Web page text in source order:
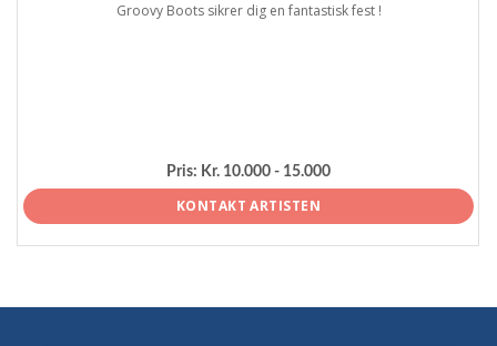
Groovy Boots sikrer dig en fantastisk fest !
Pris: Kr. 10.000 - 15.000
KONTAKT ARTISTEN